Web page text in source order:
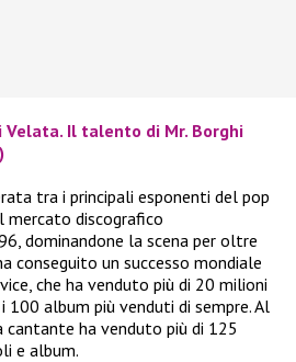
Velata. Il talento di Mr. Borghi
tra i principali esponenti del pop
discografico
dominandone la scena per oltre
conseguito un successo mondiale
che ha venduto più di 20 milioni
100 album più venduti di sempre. Al
ha venduto più di 125
e album.